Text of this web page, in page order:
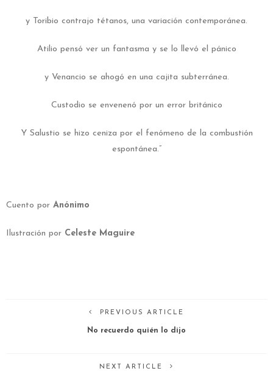
y Toribio contrajo tétanos, una variación contemporánea.
Atilio pensó ver un fantasma y se lo llevó el pánico
y Venancio se ahogó en una cajita subterránea.
Custodio se envenenó por un error británico
Y Salustio se hizo ceniza por el fenómeno de la combustión
espontánea.”
Cuento por Anónimo
Ilustración por Celeste Maguire
PREVIOUS ARTICLE
No recuerdo quién lo dijo
NEXT ARTICLE